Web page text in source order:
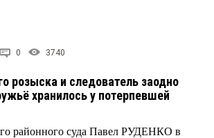
0 3740
розыска и следователь заодно
хранилось у потерпевшей
районного суда Павел РУДЕНКО в